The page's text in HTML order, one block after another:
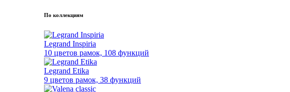
По коллекциям
Legrand Inspiria
10 цветов рамок, 108 функций
Legrand Etika
9 цветов рамок, 38 функций